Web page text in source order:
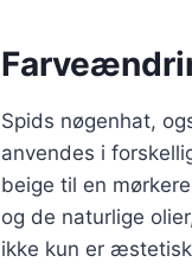
Spids nøgenhat,
anvendes i
beige til en
og de naturlige
ikke kun er